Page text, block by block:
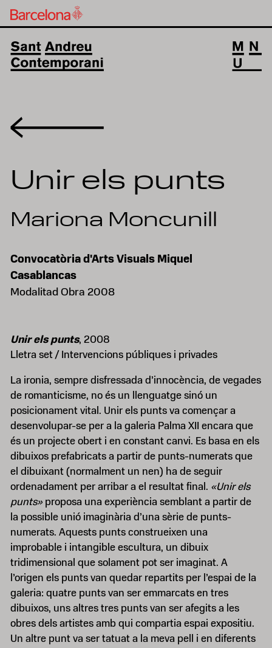
Unir els punts
Mariona Moncunill
Convocatòria d'Arts Visuals Miquel
Casablancas
Modalitad Obra 2008
Unir els punts, 2008
Lletra set / Intervencions públiques i privades
La ironia, sempre disfressada d’innocència, de vegades
de romanticisme, no és un llenguatge sinó un
posicionament vital. Unir els punts va començar a
desenvolupar-se per a la galeria Palma XII encara que
és un projecte obert i en constant canvi. Es basa en els
dibuixos prefabricats a partir de punts-numerats que
el dibuixant (normalment un nen) ha de seguir
ordenadament per arribar a el resultat final. «Unir els
punts» proposa una experiència semblant a partir de
la possible unió imaginària d’una sèrie de punts-
numerats. Aquests punts construeixen una
improbable i intangible escultura, un dibuix
tridimensional que solament pot ser imaginat. A
l’origen els punts van quedar repartits per l’espai de la
galeria: quatre punts van ser emmarcats en tres
dibuixos, uns altres tres punts van ser afegits a les
obres dels artistes amb qui compartia espai expositiu.
Un altre punt va ser tatuat a la meva pell i en diferents